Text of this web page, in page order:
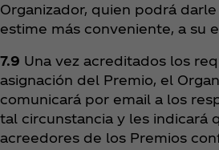
Organizador, quien podrá
estime más conveniente, a su
7.9 Una vez acreditados los
asignación del Premio, el
comunicará por email a los
tal circunstancia y les indicará
acreedores de los Premios